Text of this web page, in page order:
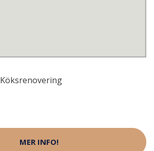
Köksrenovering
MER INFO!